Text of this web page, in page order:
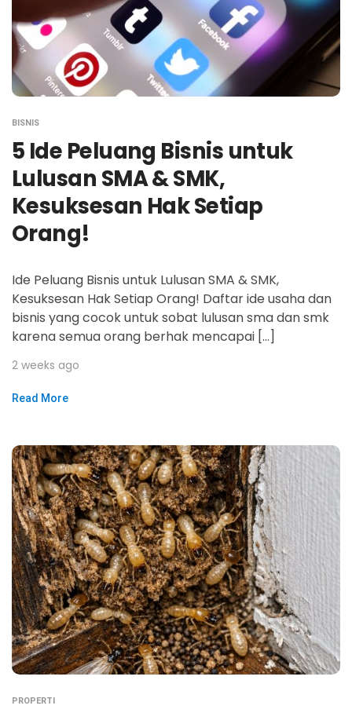
BISNIS
5 Ide Peluang Bisnis untuk
Lulusan SMA & SMK,
Kesuksesan Hak Setiap
Orang!
Ide Peluang Bisnis untuk Lulusan SMA & SMK,
Kesuksesan Hak Setiap Orang! Daftar ide usaha dan
bisnis yang cocok untuk sobat lulusan sma dan smk
karena semua orang berhak mencapai […]
2 weeks ago
Read More
PROPERTI